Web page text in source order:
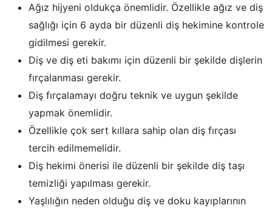
Ağız hijyeni oldukça önemlidir. Özellikle ağız ve diş
sağlığı için 6 ayda bir düzenli diş hekimine kontrole
gidilmesi gerekir.
Diş ve diş eti bakımı için düzenli bir şekilde dişlerin
fırçalanması gerekir.
Diş fırçalamayı doğru teknik ve uygun şekilde
yapmak önemlidir.
Özellikle çok sert kıllara sahip olan diş fırçası
tercih edilmemelidir.
Diş hekimi önerisi ile düzenli bir şekilde diş taşı
temizliği yapılması gerekir.
Yaşlılığın neden olduğu diş ve doku kayıplarının